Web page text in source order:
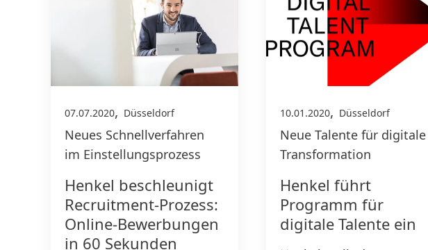
07.07.2020, Düsseldorf
Neues Schnellverfahren
im Einstellungsprozess
Henkel beschleunigt
Recruitment-Prozess:
Online-Bewerbungen
in 60 Sekunden
10.01.2020, Düsseldorf
Neue Talente für digitale
Transformation
Henkel führt
Programm für
digitale Talente ein